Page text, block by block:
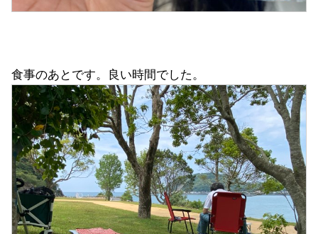
食事のあとです。良い時間でした。